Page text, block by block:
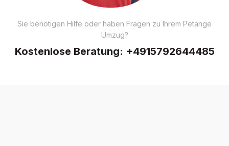
Sie benötigen Hilfe oder haben Fragen zu Ihrem Petange
Umzug?
Kostenlose Beratung: +4915792644485